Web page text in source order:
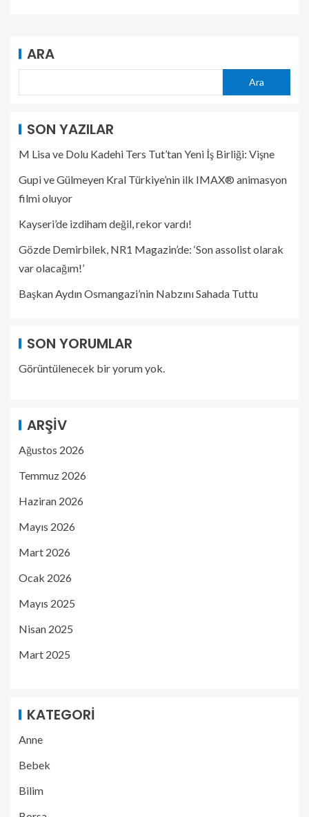
ARA
Ara
SON YAZILAR
M Lisa ve Dolu Kadehi Ters Tut’tan Yeni İş Birliği: Vişne
Gupi ve Gülmeyen Kral Türkiye’nin ilk IMAX® animasyon
filmi oluyor
Kayseri’de izdiham değil, rekor vardı!
Gözde Demirbilek, NR1 Magazin’de: ‘Son assolist olarak
var olacağım!’
Başkan Aydın Osmangazi’nin Nabzını Sahada Tuttu
SON YORUMLAR
Görüntülenecek bir yorum yok.
ARŞIV
Ağustos 2026
Temmuz 2026
Haziran 2026
Mayıs 2026
Mart 2026
Ocak 2026
Mayıs 2025
Nisan 2025
Mart 2025
KATEGORI
Anne
Bebek
Bilim